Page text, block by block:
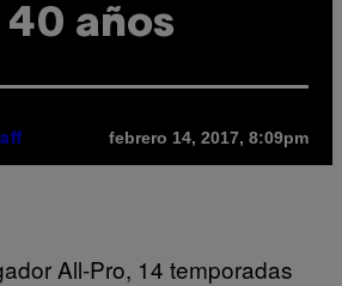
años
febrero 14, 2017, 8:09pm
All-Pro, 14 temporadas